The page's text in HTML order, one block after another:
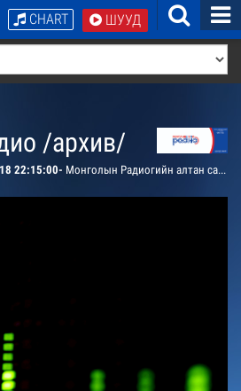
ШУУД
CHART
/архив/
22:15:00- Монголын Радиогийн алтан сангаас